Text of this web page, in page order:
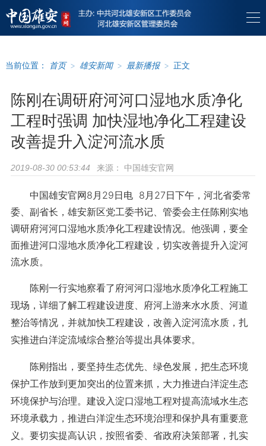
当前位置： 首页 > 雄安新闻 > 最新播报 > 正文
陈刚在调研府河河口湿地水质净化
工程时强调 加快湿地净化工程建设
改善提升入淀河流水质
2019-08-30 00:53:44 来源： 中国雄安官网
中国雄安官网8月29日电 8月27日下午，河北省委常
委、副省长，雄安新区党工委书记、管委会主任陈刚实地
调研府河河口湿地水质净化工程建设情况。他强调，要全
面推进河口湿地水质净化工程建设，切实改善提升入淀河
流水质。
陈刚一行实地察看了府河河口湿地水质净化工程施工
现场，详细了解工程建设进度、府河上游来水水质、河道
整治等情况，并就加快工程建设，改善入淀河流水质，扎
实推进白洋淀流域综合整治等提出具体要求。
陈刚指出，要坚持生态优先、绿色发展，把生态环境
保护工作放到更加突出的位置来抓，大力推进白洋淀生态
环境保护与治理。建设入淀口湿地工程对提高流域水生态
环境承载力，推进白洋淀生态环境治理和保护具有重要意
义。要切实提高认识，按照省委、省政府决策部署，扎实